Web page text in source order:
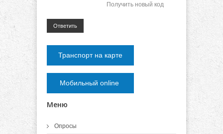
Получить новый код
Ответить
Транспорт на карте
Мобильный online
Меню
Опросы